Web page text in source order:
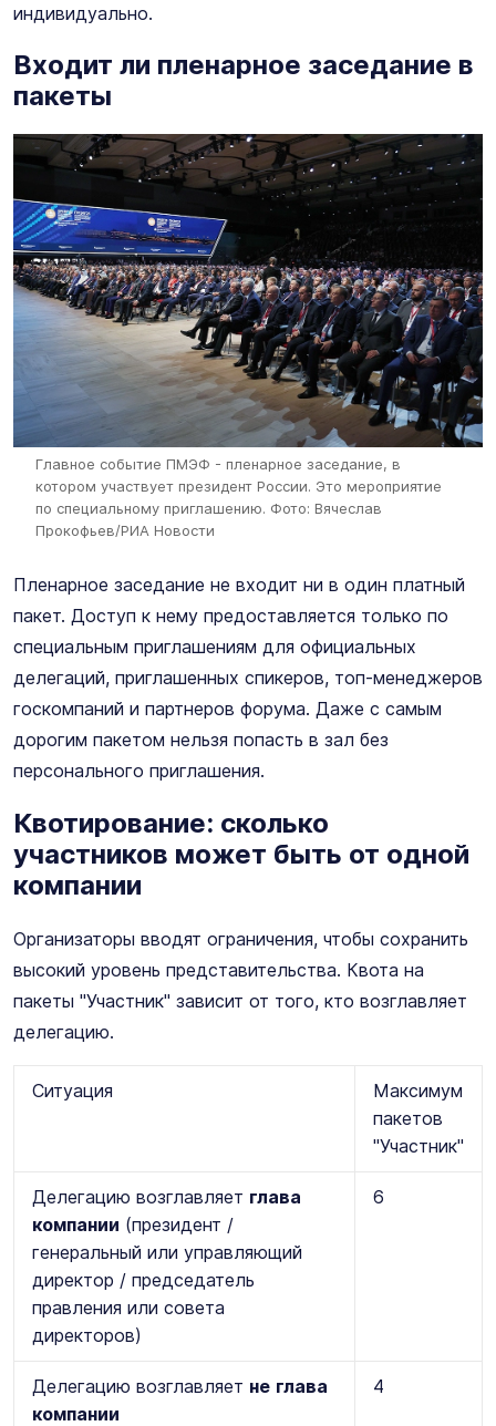
индивидуально.
Входит ли пленарное заседание в
пакеты
Главное событие ПМЭФ - пленарное заседание, в
котором участвует президент России. Это мероприятие
по специальному приглашению. Фото: Вячеслав
Прокофьев/РИА Новости
Пленарное заседание не входит ни в один платный
пакет. Доступ к нему предоставляется только по
специальным приглашениям для официальных
делегаций, приглашенных спикеров, топ-менеджеров
госкомпаний и партнеров форума. Даже с самым
дорогим пакетом нельзя попасть в зал без
персонального приглашения.
Квотирование: сколько
участников может быть от одной
компании
Организаторы вводят ограничения, чтобы сохранить
высокий уровень представительства. Квота на
пакеты "Участник" зависит от того, кто возглавляет
делегацию.
Ситуация
Максимум
пакетов
"Участник"
Делегацию возглавляет глава
компании (президент /
генеральный или управляющий
директор / председатель
правления или совета
директоров)
6
Делегацию возглавляет не глава
компании
4